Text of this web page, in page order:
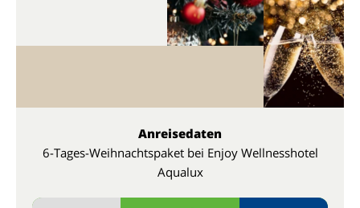
Anreisedaten
6-Tages-Weihnachtspaket bei Enjoy Wellnesshotel
Aqualux